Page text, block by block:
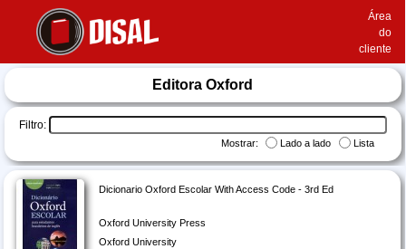
Área
do
cliente
Editora Oxford
Filtro:
Mostrar: Lado a lado Lista
Dicionario Oxford Escolar With Access Code - 3rd Ed
Oxford University Press
Oxford University